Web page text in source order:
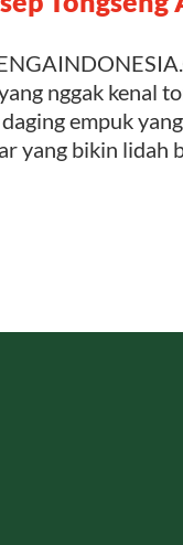
nggak kenal
daging empuk
yang bikin lidah